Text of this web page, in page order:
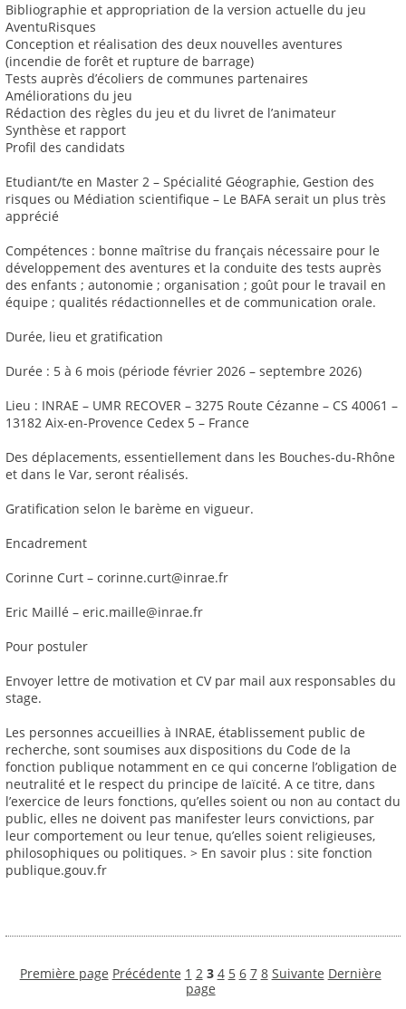
Bibliographie et appropriation de la version actuelle du jeu
AventuRisques
Conception et réalisation des deux nouvelles aventures
(incendie de forêt et rupture de barrage)
Tests auprès d’écoliers de communes partenaires
Améliorations du jeu
Rédaction des règles du jeu et du livret de l’animateur
Synthèse et rapport
Profil des candidats
Etudiant/te en Master 2 – Spécialité Géographie, Gestion des
risques ou Médiation scientifique – Le BAFA serait un plus très
apprécié
Compétences : bonne maîtrise du français nécessaire pour le
développement des aventures et la conduite des tests auprès
des enfants ; autonomie ; organisation ; goût pour le travail en
équipe ; qualités rédactionnelles et de communication orale.
Durée, lieu et gratification
Durée : 5 à 6 mois (période février 2026 – septembre 2026)
Lieu : INRAE – UMR RECOVER – 3275 Route Cézanne – CS 40061 –
13182 Aix-en-Provence Cedex 5 – France
Des déplacements, essentiellement dans les Bouches-du-Rhône
et dans le Var, seront réalisés.
Gratification selon le barème en vigueur.
Encadrement
Corinne Curt – corinne.curt@inrae.fr
Eric Maillé – eric.maille@inrae.fr
Pour postuler
Envoyer lettre de motivation et CV par mail aux responsables du
stage.
Les personnes accueillies à INRAE, établissement public de
recherche, sont soumises aux dispositions du Code de la
fonction publique notamment en ce qui concerne l’obligation de
neutralité et le respect du principe de laïcité. A ce titre, dans
l’exercice de leurs fonctions, qu’elles soient ou non au contact du
public, elles ne doivent pas manifester leurs convictions, par
leur comportement ou leur tenue, qu’elles soient religieuses,
philosophiques ou politiques. > En savoir plus : site fonction
publique.gouv.fr
Première page Précédente 1 2 3 4 5 6 7 8 Suivante Dernière
page